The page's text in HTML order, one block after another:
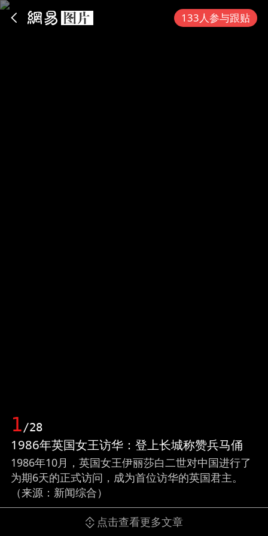
133人参与跟贴
1/28
1986年英国女王访华：登上长城称赞兵马俑
1986年10月，英国女王伊丽莎白二世对中国进行了
为期6天的正式访问，成为首位访华的英国君主。
（来源：新闻综合）
点击查看更多文章
App内打开